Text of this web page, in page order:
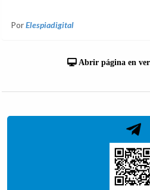
PorElespiadigital
Abrir página en